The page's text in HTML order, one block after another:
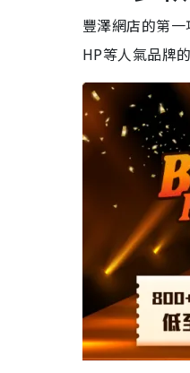
豐澤網店的第
HP等人氣品牌